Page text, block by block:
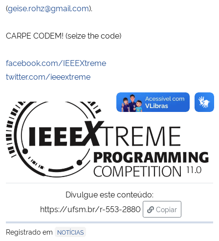
(geise.rohz@gmail.com).
CARPE CODEM! (seize the code)
facebook.com/IEEEXtreme
twitter.com/ieeextreme
Divulgue este conteúdo:
https://ufsm.br/r-553-2880
Copiar
para área de
Registrado em
NOTÍCIAS